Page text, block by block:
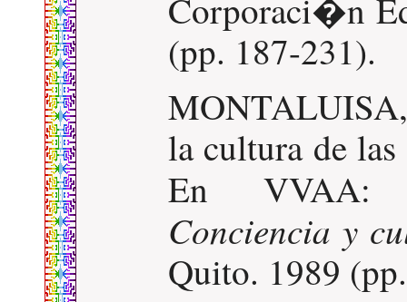
Corporaci�n
(pp. 187-231).
la cultura de
En
Conciencia y
Quito. 1989